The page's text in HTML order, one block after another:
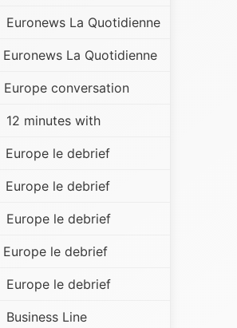
Euronews La Quotidienne
Euronews La Quotidienne
Europe conversation
12 minutes with
Europe le debrief
Europe le debrief
Europe le debrief
Europe le debrief
Europe le debrief
Business Line